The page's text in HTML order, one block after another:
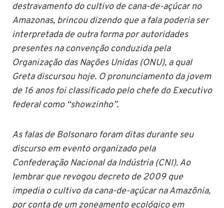
destravamento do cultivo de cana-de-açúcar no
Amazonas, brincou dizendo que a fala poderia ser
interpretada de outra forma por autoridades
presentes na convenção conduzida pela
Organização das Nações Unidas (ONU), a qual
Greta discursou hoje. O pronunciamento da jovem
de 16 anos foi classificado pelo chefe do Executivo
federal como “showzinho”.
As falas de Bolsonaro foram ditas durante seu
discurso em evento organizado pela
Confederação Nacional da Indústria (CNI). Ao
lembrar que revogou decreto de 2009 que
impedia o cultivo da cana-de-açúcar na Amazônia,
por conta de um zoneamento ecológico em